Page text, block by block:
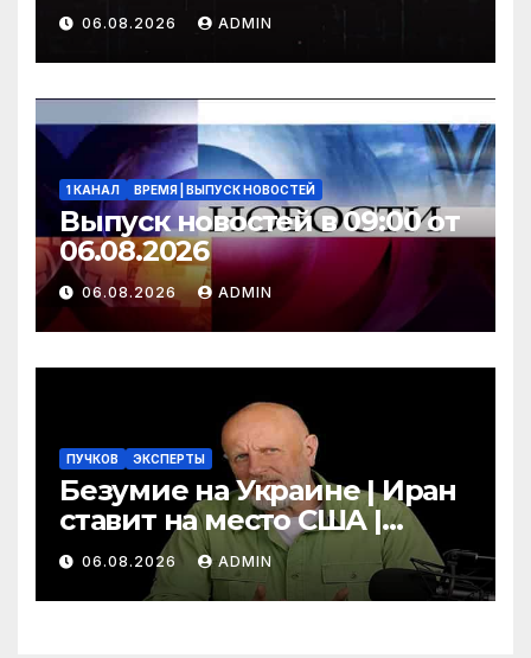
06.08.2026 ADMIN
1 КАНАЛ ВРЕМЯ | ВЫПУСК НОВОСТЕЙ
Выпуск новостей в 09:00 от
06.08.2026
06.08.2026 ADMIN
ПУЧКОВ ЭКСПЕРТЫ
Безумие на Украине | Иран
ставит на место США |
Фильм «Одиссея»
шокировал Гомера | Гоблин
06.08.2026 ADMIN